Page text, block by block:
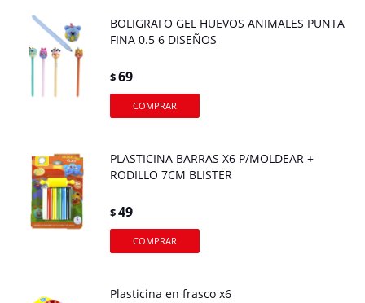
BOLIGRAFO GEL HUEVOS ANIMALES PUNTA
FINA 0.5 6 DISEÑOS
$69
PLASTICINA BARRAS X6 P/MOLDEAR +
RODILLO 7CM BLISTER
$49
Plasticina en frasco x6